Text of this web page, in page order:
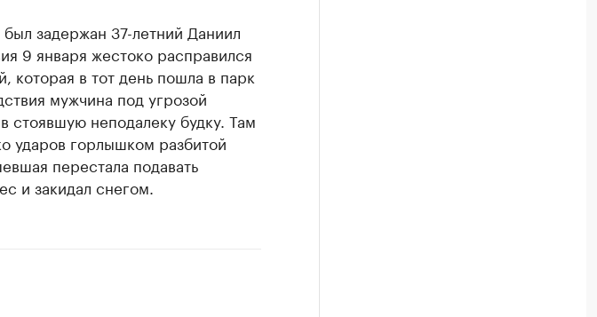
задержан 37-летний Даниил
9 января жестоко расправился
которая в тот день пошла в парк
мужчина под угрозой
стоявшую неподалеку будку. Там
ударов горлышком разбитой
перестала подавать
и закидал снегом.